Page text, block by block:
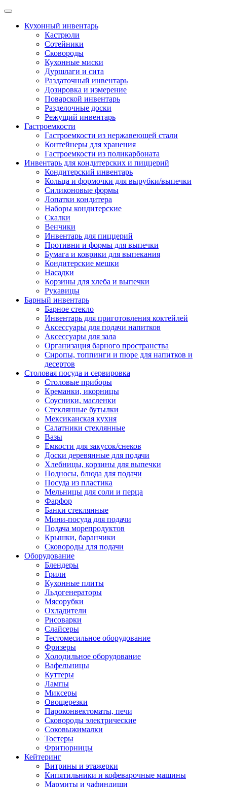
Skip
contentКухонный инвентарь
Кастрюли
Сотейники
Сковороды
Кухонные миски
Дуршлаги и сита
Раздаточный инвентарь
Дозировка и измерение
Поварской инвентарь
Разделочные доски
Режущий инвентарь
Гастроемкости
Гастроемкости из нержавеющей стали
Контейнеры для хранения
Гастроемкости из поликарбоната
Инвентарь для кондитерских и пиццерий
Кондитерский инвентарь
Кольца и формочки для вырубки/выпечки
Силиконовые формы
Лопатки кондитера
Наборы кондитерские
Скалки
Венчики
Инвентарь для пиццерий
Противни и формы для выпечки
Бумага и коврики для выпекания
Кондитерские мешки
Насадки
Корзины для хлеба и выпечки
Рукавицы
Барный инвентарь
Барное стекло
Инвентарь для приготовления коктейлей
Аксессуары для подачи напитков
Аксессуары для зала
Организация барного пространства
Сиропы, топпинги и пюре для напитков и
десертов
Столовая посуда и сервировка
Столовые приборы
Креманки, икорницы
Соусники, масленки
Стеклянные бутылки
Мексиканская кухня
Салатники стеклянные
Вазы
Емкости для закусок/снеков
Доски деревянные для подачи
Хлебницы, корзины для выпечки
Подносы, блюда для подачи
Посуда из пластика
Мельницы для соли и перца
Фарфор
Банки стеклянные
Мини-посуда для подачи
Подача морепродуктов
Крышки, баранчики
Сковороды для подачи
Оборудование
Блендеры
Грили
Кухонные плиты
Льдогенераторы
Мясорубки
Охладители
Рисоварки
Слайсеры
Тестомесильное оборудование
Фризеры
Холодильное оборудование
Вафельницы
Куттеры
Лампы
Миксеры
Овощерезки
Пароконвектоматы, печи
Сковороды электрические
Соковыжималки
Тостеры
Фритюрницы
Кейтеринг
Витрины и этажерки
Кипятильники и кофеварочные машины
Мармиты и чафиндиши